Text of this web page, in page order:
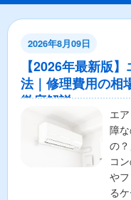
2026年8月09日
【2026年最新版
法｜修理費用の相
徹底解説
エ
障
の
コ
や
る